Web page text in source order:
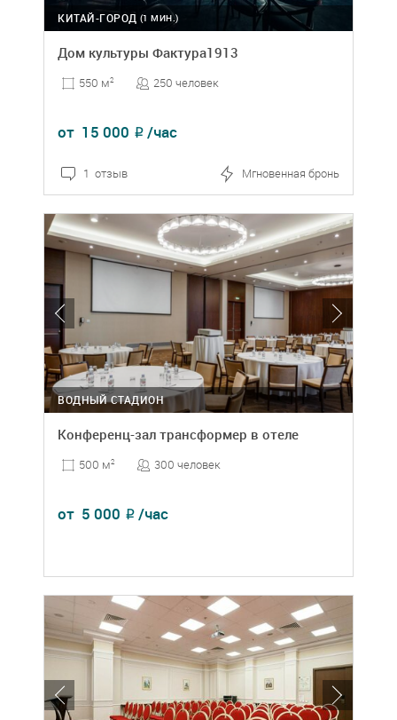
(1 МИН.)
КИТАЙ-ГОРОД
Дом культуры Фактура1913
550 м2 250 человек
от 15 000 ₽ /час
1 отзыв Мгновенная бронь
ВОДНЫЙ СТАДИОН
Конференц-зал трансформер в отеле
500 м2 300 человек
от 5 000 ₽ /час